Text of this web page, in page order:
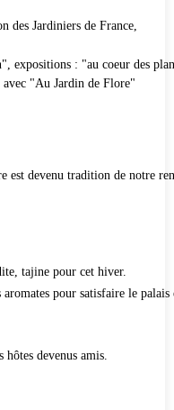
des Jardiniers de France,
expositions : "au coeur des
"Au Jardin de Flore"
est devenu tradition de notre
tajine pour cet hiver.
aromates pour satisfaire le
devenus amis.